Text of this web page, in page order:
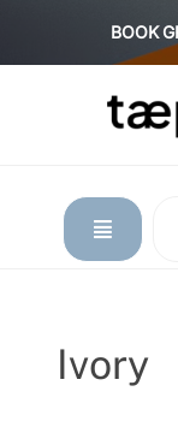
content
BOOK
Ivory